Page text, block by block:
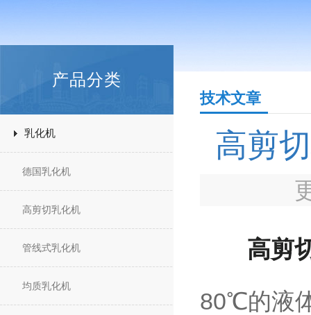
产品分类
乳化机
德国乳化机
高剪切乳化机
管线式乳化机
均质乳化机
技术文章
高剪
高剪
80℃的液